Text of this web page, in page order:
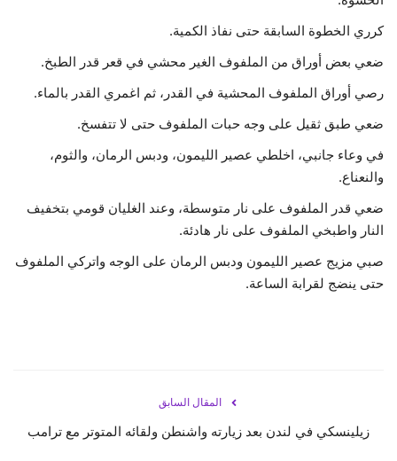
كرري الخطوة السابقة حتى نفاذ الكمية.
ضعي بعض أوراق من الملفوف الغير محشي في قعر قدر الطبخ.
رصي أوراق الملفوف المحشية في القدر، ثم اغمري القدر بالماء.
ضعي طبق ثقيل على وجه حبات الملفوف حتى لا تتفسخ.
في وعاء جانبي، اخلطي عصير الليمون، ودبس الرمان، والثوم،
والنعناع.
ضعي قدر الملفوف على نار متوسطة، وعند الغليان قومي بتخفيف
النار واطبخي الملفوف على نار هادئة.
صبي مزيج عصير الليمون ودبس الرمان على الوجه واتركي الملفوف
حتى ينضج لقرابة الساعة.
المقال السابق
زيلينسكي في لندن بعد زيارته واشنطن ولقائه المتوتر مع ترامب